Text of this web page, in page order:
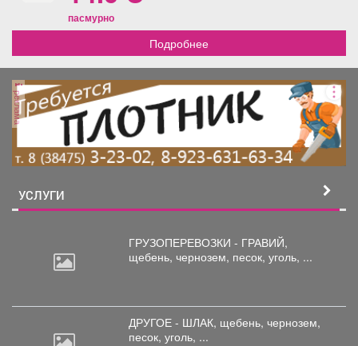
пасмурно
Подробнее
реклама
УСЛУГИ
ГРУЗОПЕРЕВОЗКИ - ГРАВИЙ,
щебень, чернозем, песок, уголь, ...
ДРУГОЕ - ШЛАК, щебень, чернозем,
песок, уголь, ...